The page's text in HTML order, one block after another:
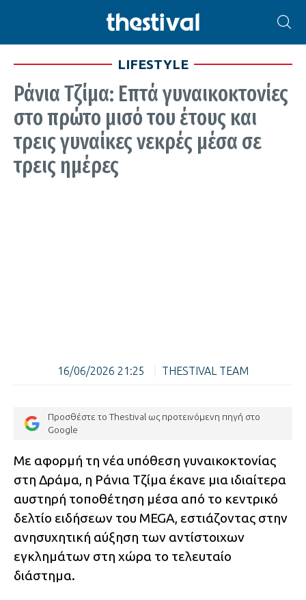
LIFESTYLE
Ράνια Τζίμα: Επτά γυναικοκτονίες
στο πρώτο μισό του έτους και
τρεις γυναίκες νεκρές μέσα σε
τρεις ημέρες
16/06/2026 21:25 THESTIVAL TEAM
Προσθέστε το Thestival ως προτεινόμενη πηγή στο
Google
Με αφορμή τη νέα υπόθεση γυναικοκτονίας
στη Δράμα, η Ράνια Τζίμα έκανε μια ιδιαίτερα
αυστηρή τοποθέτηση μέσα από το κεντρικό
δελτίο ειδήσεων του MEGA, εστιάζοντας στην
ανησυχητική αύξηση των αντίστοιχων
εγκλημάτων στη χώρα το τελευταίο
διάστημα.